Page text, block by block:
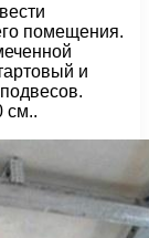
помещения.
и
см..